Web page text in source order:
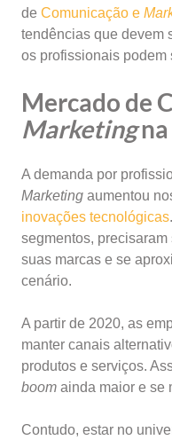
de Comunicação e
tendências que devem
os profissionais podem
Mercado de
Marketingna
A demanda por
Marketing aumentou
inovações tecnológicas
segmentos,
suas marcas e se
cenário.
A partir de 2020, as
manter canais
produtos e serviços.
boom ainda maior e se
Contudo, estar no